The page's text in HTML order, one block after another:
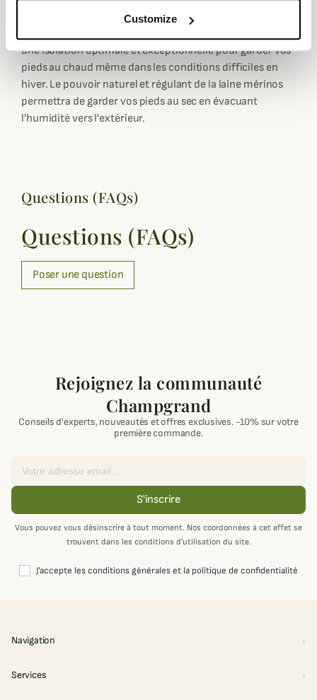
Customize
Composée à 53% en laine mérinos (10% polyamide,
une isolation optimale et exceptionnelle pour garder vos
pieds au chaud même dans les conditions difficiles en
hiver. Le pouvoir naturel et régulant de la laine mérinos
permettra de garder vos pieds au sec en évacuant
l'humidité vers l'extérieur.
Questions (FAQs)
Questions (FAQs)
Poser une question
Rejoignez la communauté
Champgrand
Conseils d'experts, nouveautés et offres exclusives. -10% sur votre
première commande.
S'inscrire
Vous pouvez vous désinscrire à tout moment. Nos coordonnées à cet effet se
trouvent dans les conditions d’utilisation du site.
J'accepte les conditions générales et la politique de confidentialité
Navigation
Services